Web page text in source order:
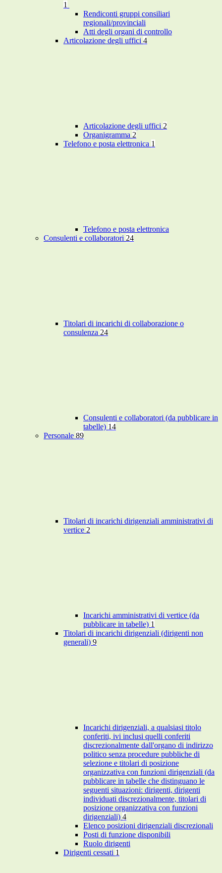
1
Rendiconti gruppi consiliari
regionali/provinciali
Atti degli organi di controllo
Articolazione degli uffici 4
Articolazione degli uffici 2
Organigramma 2
Telefono e posta elettronica 1
Telefono e posta elettronica
Consulenti e collaboratori 24
Titolari di incarichi di collaborazione o
consulenza 24
Consulenti e collaboratori (da pubblicare in
tabelle) 14
Personale 89
Titolari di incarichi dirigenziali amministrativi di
vertice 2
Incarichi amministrativi di vertice (da
pubblicare in tabelle) 1
Titolari di incarichi dirigenziali (dirigenti non
generali) 9
Incarichi dirigenziali, a qualsiasi titolo
conferiti, ivi inclusi quelli conferiti
discrezionalmente dall'organo di indirizzo
politico senza procedure pubbliche di
selezione e titolari di posizione
organizzativa con funzioni dirigenziali (da
pubblicare in tabelle che distinguano le
seguenti situazioni: dirigenti, dirigenti
individuati discrezionalmente, titolari di
posizione organizzativa con funzioni
dirigenziali) 4
Elenco posizioni dirigenziali discrezionali
Posti di funzione disponibili
Ruolo dirigenti
Dirigenti cessati 1